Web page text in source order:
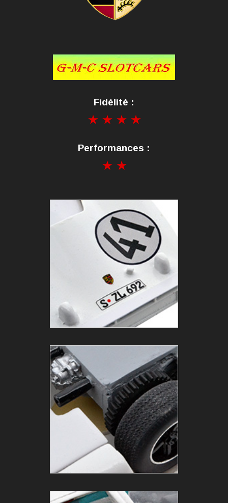
Fidélité :
Performances :